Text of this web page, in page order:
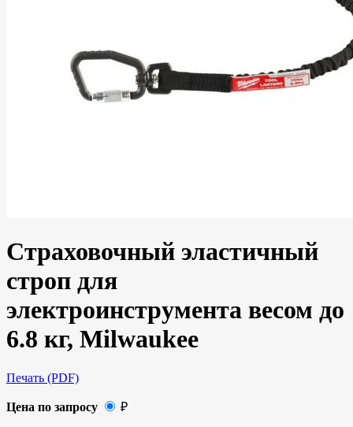
Страховочный эластичный
строп для
электроинструмента весом до
6.8 кг, Milwaukee
Печать (PDF)
Цена по запросу ₽